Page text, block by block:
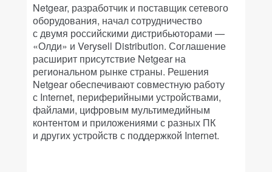
Netgear, разработчик и поставщик сетевого
оборудования, начал сотрудничество
с двумя российскими дистрибьюторами —
«Олди» и Verysell Distribution. Соглашение
расширит присутствие Netgear на
региональном рынке страны. Решения
Netgear обеспечивают совместную работу
с Internet, периферийными устройствами,
файлами, цифровым мультимедийным
контентом и приложениями с разных ПК
и других устройств с поддержкой Internet.